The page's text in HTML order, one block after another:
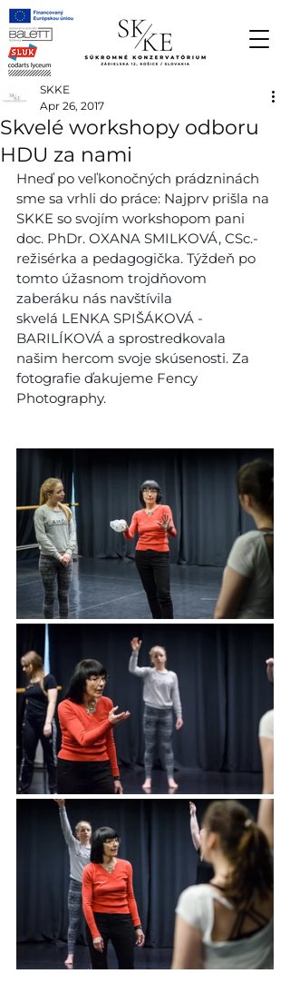
Skvelé workshopy odboru
HDU za nami
SKKE
Apr 26, 2017
Hneď po veľkonočných prádzninách
sme sa vrhli do práce: Najprv prišla na
SKKE so svojím workshopom pani
doc. PhDr. OXANA SMILKOVÁ, CSc.-
režisérka a pedagogička. Týždeň po
tomto úžasnom trojdňovom
zaberáku nás navštívila
skvelá LENKA SPIŠÁKOVÁ -
BARILÍKOVÁ a sprostredkovala
našim hercom svoje skúsenosti. Za
fotografie ďakujeme Fency
Photography.